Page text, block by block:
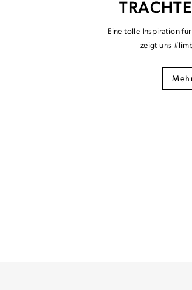
Eine tolle Inspiration
zeigt uns